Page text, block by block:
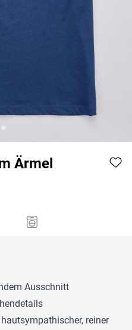
Ärmel
Ausschnitt
reiner